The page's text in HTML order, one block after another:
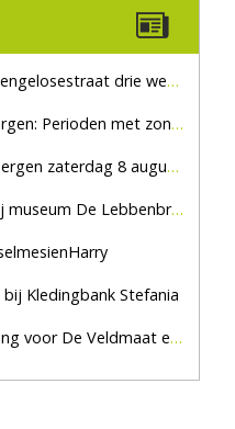
weken dicht voor doorgaand verkeer
Perioden met zon en droog
augustus, marktplein Haaksbergen
De Lebbenbrugge
Kledingbank Stefania
De Veldmaat en De Pas